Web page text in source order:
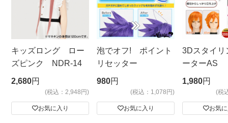
キッズロング ロー
ズピンク NDR-14
2,680円
(税込：2,948円)
お気に入り
泡でオフ! ポイント
リセッター
980円
(税込：1,078円)
お気に入り
3Dスタイリ
ーターAS
ビッグサイ
1,980円
(税
お気